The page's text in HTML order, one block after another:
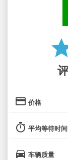
credit_card 价格
timer 平均等待时间
directions_car 车辆质量